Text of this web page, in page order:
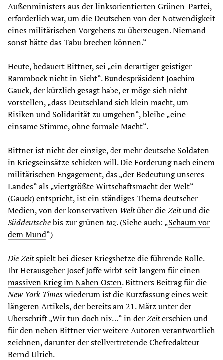
Außenministers aus der linksorientierten Grünen-Partei,
erforderlich war, um die Deutschen von der Notwendigkeit
eines militärischen Vorgehens zu überzeugen. Niemand
sonst hätte das Tabu brechen können.“
Heute, bedauert Bittner, sei „ein derartiger geistiger
Rammbock nicht in Sicht“. Bundespräsident Joachim
Gauck, der kürzlich gesagt habe, er möge sich nicht
vorstellen, „dass Deutschland sich klein macht, um
Risiken und Solidarität zu umgehen“, bleibe „eine
einsame Stimme, ohne formale Macht“.
Bittner ist nicht der einzige, der mehr deutsche Soldaten
in Kriegseinsätze schicken will. Die Forderung nach einem
militärischen Engagement, das „der Bedeutung unseres
Landes“ als „viertgrößte Wirtschaftsmacht der Welt“
(Gauck) entspricht, ist ein ständiges Thema deutscher
Medien, von der konservativen Weltüber dieZeitund die
Süddeutschebis zur grünentaz. (Siehe auch: „Schaum vor
dem Mund“)
Die Zeitspielt bei dieser Kriegshetze die führende Rolle.
Ihr Herausgeber Josef Joffe wirbt seit langem für einen
massiven Krieg im Nahen Osten. Bittners Beitrag für die
New York Timeswiederum ist die Kurzfassung eines weit
längeren Artikels, der bereits am 21. März unter der
Überschrift „Wir tun doch nix…“ in derZeiterschien und
für den neben Bittner vier weitere Autoren verantwortlich
zeichnen, darunter der stellvertretende Chefredakteur
Bernd Ulrich.